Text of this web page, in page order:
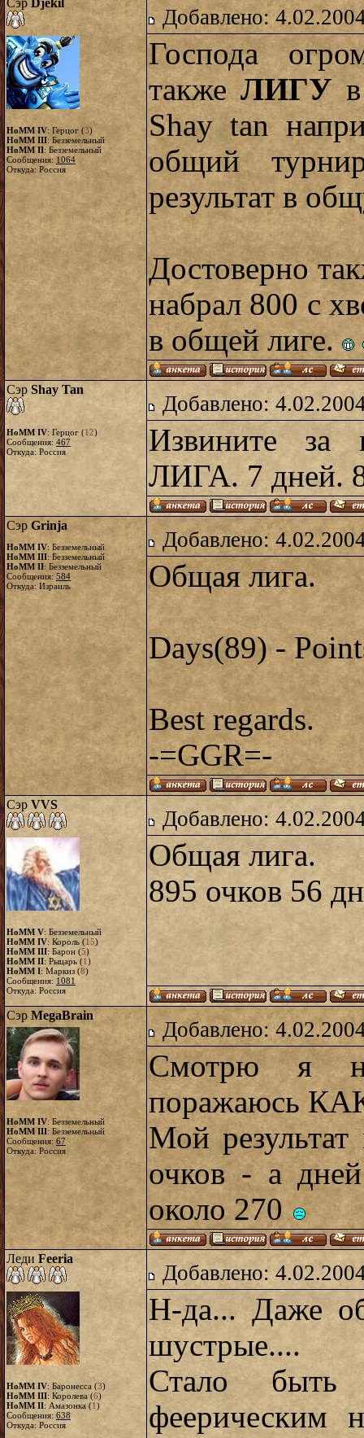
Сэр Djekil
HoMM IV: Герцог (3)
HoMM III: Безземельный
HoMM II: Безземельный
Сообщения: 1064
Откуда: Россия
Добавлено:
Господа
такжеЛИГУ
Shay tan
общий
результат в
Достоверно
набрал 800 с
в общей лиге.
Сэр Shay Tan
HoMM IV: Герцог (12)
Сообщения: 467
Откуда: Россия
Добавлено:
Извините за
ЛИГА. 7 дней.
Сэр Grinja
HoMM IV: Безземельный
HoMM III: Безземельный
HoMM II: Безземельный
Сообщения: 584
Откуда: Израиль
Добавлено:
Общая лига.
Days(89) -
Best regards.
-=GGR=-
Сэр VVS
HoMM V: Безземельный
HoMM IV: Король (15)
HoMM III: Барон (5)
HoMM II: Рыцарь (1)
HoMM I: Маркиз (8)
Сообщения: 1081
Откуда: Россия
Добавлено:
Общая лига.
895 очков 56
Сэр MegaBrain
HoMM IV: Безземельный
HoMM III: Безземельный
Сообщения:67
Откуда: Россия
Добавлено:
Смотрю я
поражаюсь
Мой
очков - а
около 270
Леди Feeria
HoMM IV: Баронесса (3)
HoMM III: Королева (6)
HoMM II: Амазонка (1)
Сообщения: 638
Откуда: Россия
Добавлено:
Н-да... Даже
шустрые....
Стало
феерическим